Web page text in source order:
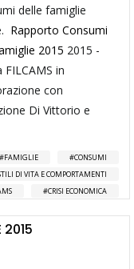
delle famiglie
Rapporto Consumi
2015 2015 -
FILCAMS in
con
Di Vittorio e
FAMIGLIE
CONSUMI
DI VITA E COMPORTAMENTI
CRISI ECONOMICA
2015